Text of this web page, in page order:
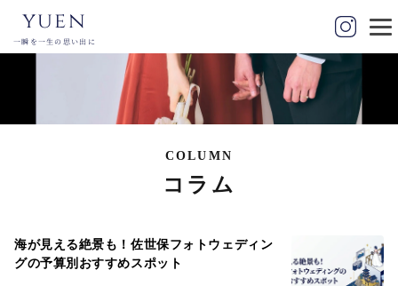
yuen
一瞬を一生の思い出に
COLUMN
コラム
海が見える絶景も！佐世保フォトウェディン
グの予算別おすすめスポット